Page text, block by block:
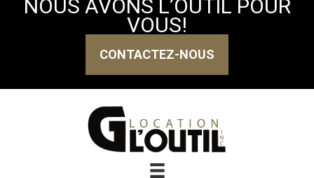
NOUS AVONS L’OUTIL POUR
VOUS!
CONTACTEZ-NOUS